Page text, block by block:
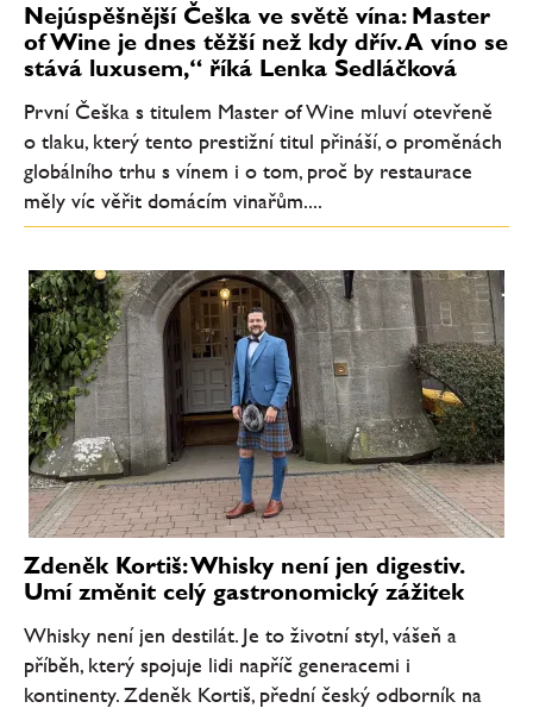
Nejúspěšnější Češka ve světě vína: Master
of Wine je dnes těžší než kdy dřív. A víno se
stává luxusem,“ říká Lenka Sedláčková
První Češka s titulem Master of Wine mluví otevřeně
o tlaku, který tento prestižní titul přináší, o proměnách
globálního trhu s vínem i o tom, proč by restaurace
měly víc věřit domácím vinařům....
Zdeněk Kortiš: Whisky není jen digestiv.
Umí změnit celý gastronomický zážitek
Whisky není jen destilát. Je to životní styl, vášeň a
příběh, který spojuje lidi napříč generacemi i
kontinenty. Zdeněk Kortiš, přední český odborník na